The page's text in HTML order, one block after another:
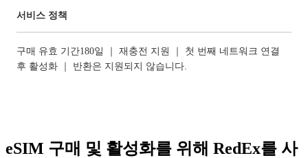
서비스 정책
구매 유효 기간180일 ｜ 재충전 지원 ｜ 첫 번째 네트워크 연결
후 활성화 ｜ 반환은 지원되지 않습니다.
eSIM 구매 및 활성화를 위해 RedEx를 사